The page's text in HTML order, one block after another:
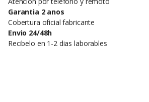
Garantia 2 anos
Cobertura oficial fabricante
Envio 24/48h
Recibelo en 1-2 dias laborables